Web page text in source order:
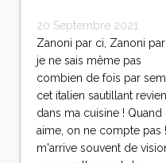
20 Septembre 2021
Zanoni par ci, Zanoni par
je ne sais même pas
combien de fois par
cet italien sautillant
dans ma cuisine ! Quand
aime, on ne compte pas
m'arrive souvent de